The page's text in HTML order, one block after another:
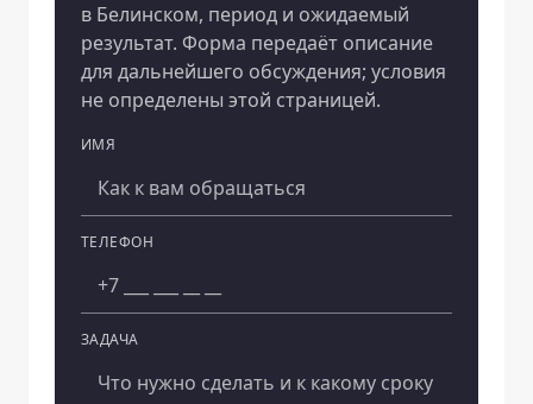
в Белинском, период и ожидаемый
результат. Форма передаёт описание
для дальнейшего обсуждения; условия
не определены этой страницей.
ИМЯ
ТЕЛЕФОН
ЗАДАЧА
Компания